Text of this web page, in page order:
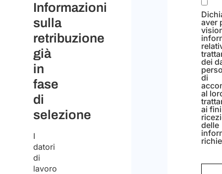
Informazioni
sulla
retribuzione
già
in
fase
di
selezione
I
datori
di
lavoro
aver
dei
di
al
ai
delle